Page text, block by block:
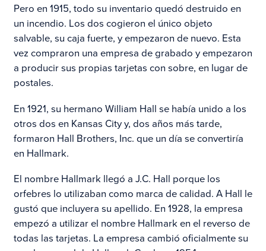
Pero en 1915, todo su inventario quedó destruido en
un incendio. Los dos cogieron el único objeto
salvable, su caja fuerte, y empezaron de nuevo. Esta
vez compraron una empresa de grabado y empezaron
a producir sus propias tarjetas con sobre, en lugar de
postales.
En 1921, su hermano William Hall se había unido a los
otros dos en Kansas City y, dos años más tarde,
formaron Hall Brothers, Inc. que un día se convertiría
en Hallmark.
El nombre Hallmark llegó a J.C. Hall porque los
orfebres lo utilizaban como marca de calidad. A Hall le
gustó que incluyera su apellido. En 1928, la empresa
empezó a utilizar el nombre Hallmark en el reverso de
todas las tarjetas. La empresa cambió oficialmente su